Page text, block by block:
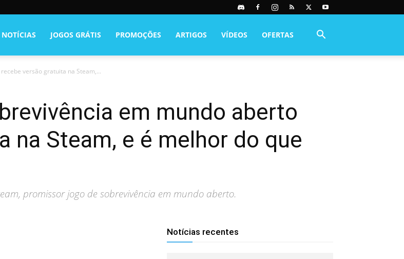
NOTÍCIAS JOGOS GRÁTIS PROMOÇÕES ARTIGOS VÍDEOS OFERTAS
versão gratuita na Steam,...
em mundo aberto
na Steam, e é melhor do que
promissor jogo de sobrevivência em mundo aberto.
Notícias recentes